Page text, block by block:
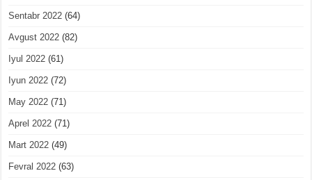
Sentabr 2022 (64)
Avgust 2022 (82)
Iyul 2022 (61)
Iyun 2022 (72)
May 2022 (71)
Aprel 2022 (71)
Mart 2022 (49)
Fevral 2022 (63)